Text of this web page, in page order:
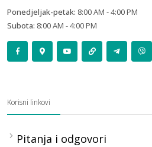
Ponedjeljak-petak: 8:00 AM - 4:00 PM
Subota: 8:00 AM - 4:00 PM
Korisni linkovi
Pitanja i odgovori